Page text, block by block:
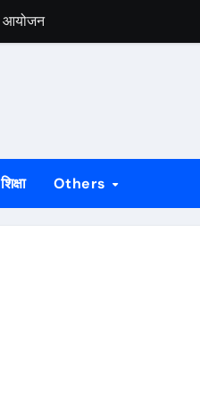
आयोजन
ने मुख्य सचिव को लिखा पत्र
जनता देगी जवाब
: प्रतिबद्धता, मानवीय सरोकार
शिक्षा Others